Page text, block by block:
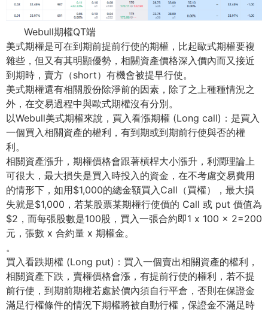
Webull期權QT端
美式期權是可在到期前提前行使的期權，比起歐式期權要複
雜些， 但又有其明顯優勢，相關資產價格深入價內而又接近
到期時，賣方（short）有機會被提早行使。
美式期權還有相關股份除淨前的因素，除了之上種種情況之
外， 在交易過程中與歐式期權沒有分別。
以Webull美式期權來說，買入看漲期權 (Long call)：是買入
一個買入相關資產的權利， 有到期或到期前行使與否的權
利。
相關資產漲升，期權價格會跟著槓桿大小漲升，利潤理論上
可很大， 最大損失是買入時投入的資金，在不考慮交易費用
的情形下，如用$1,000的總金額買入Call（買權），最大損
失就是$1,000，若某股票某期權行使價的 Call 或 put 價值為
$2，而每張股數是100股，買入一張合約即1 x 100 x 2=200
元，張數 x 合約量 x 期權金。
。
買入看跌期權 (Long put)：買入一個賣出相關資產的權利，
相關資產下跌， 賣權價格會漲，有提前行使的權利，若不提
前行使， 到期前期權若處於價內須自行平倉， 否則在保證金
滿足行權條件的情況下期權將被自動行權， 保證金不滿足時